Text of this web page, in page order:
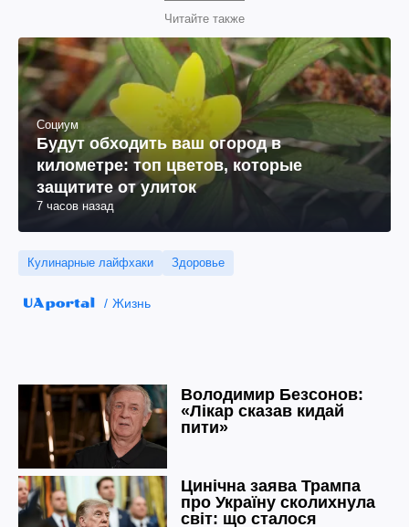
Читайте также
Социум
Будут обходить ваш огород в
километре: топ цветов, которые
защитите от улиток
7 часов назад
Кулинарные лайфхаки Здоровье
Жизнь